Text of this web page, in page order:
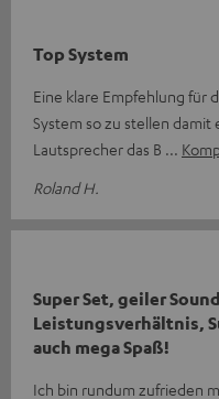
Top System
Eine klare Empfehlung für
System so zu stellen damit
Lautsprecher das B
Roland H.
Super Set, geiler
Leistungsverhältnis,
auch mega Spaß!
Ich bin rundum zufrieden